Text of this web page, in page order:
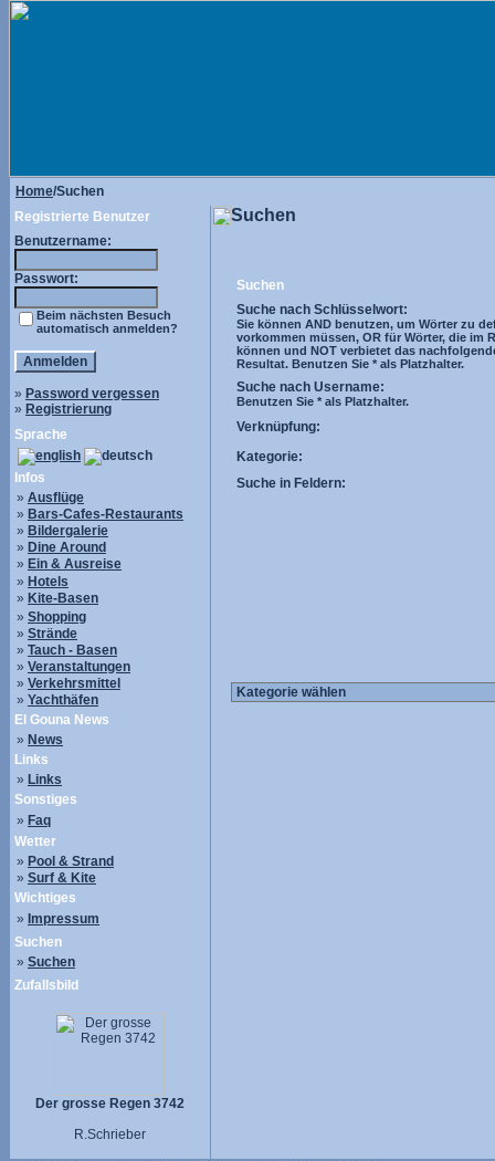
Home/Suchen
Registrierte Benutzer
Benutzername:
Passwort:
Beim nächsten Besuch
automatisch anmelden?
» Password vergessen
» Registrierung
Sprache
Infos
» Ausflüge
» Bars-Cafes-Restaurants
» Bildergalerie
» Dine Around
» Ein & Ausreise
» Hotels
» Kite-Basen
» Shopping
» Strände
» Tauch - Basen
» Veranstaltungen
» Verkehrsmittel
» Yachthäfen
El Gouna News
» News
Links
» Links
Sonstiges
» Faq
Wetter
» Pool & Strand
» Surf & Kite
Wichtiges
» Impressum
Suchen
» Suchen
Zufallsbild
Der grosse Regen 3742
R.Schrieber
Suchen
Suchen
Suche nach Schlüsselwort:
Sie können AND benutzen, um Wörter zu
vorkommen müssen, OR für Wörter, die im
können und NOT verbietet das
Resultat. Benutzen Sie * als Platzhalter.
Suche nach Username:
Benutzen Sie * als Platzhalter.
Verknüpfung:
Kategorie:
Suche in Feldern: